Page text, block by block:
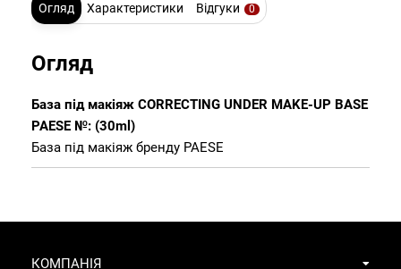
Огляд Характеристики Відгуки 0
Огляд
База під макіяж CORRECTING UNDER MAKE-UP BASE
PAESE №: (30ml)
База під макіяж бренду PAESE
КОМПАНІЯ